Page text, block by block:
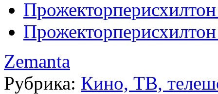
Zemanta
Рубрика: Кино, ТВ,